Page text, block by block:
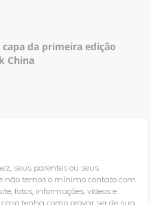
capa da primeira edição
China
seus parentes ou seus
não temos o mínimo contato com
fotos, informações, vídeos e